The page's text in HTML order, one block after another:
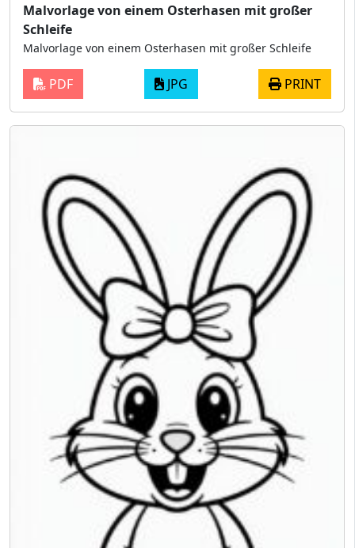
Malvorlage von einem Osterhasen mit großer
Schleife
Malvorlage von einem Osterhasen mit großer Schleife
PDF JPG PRINT